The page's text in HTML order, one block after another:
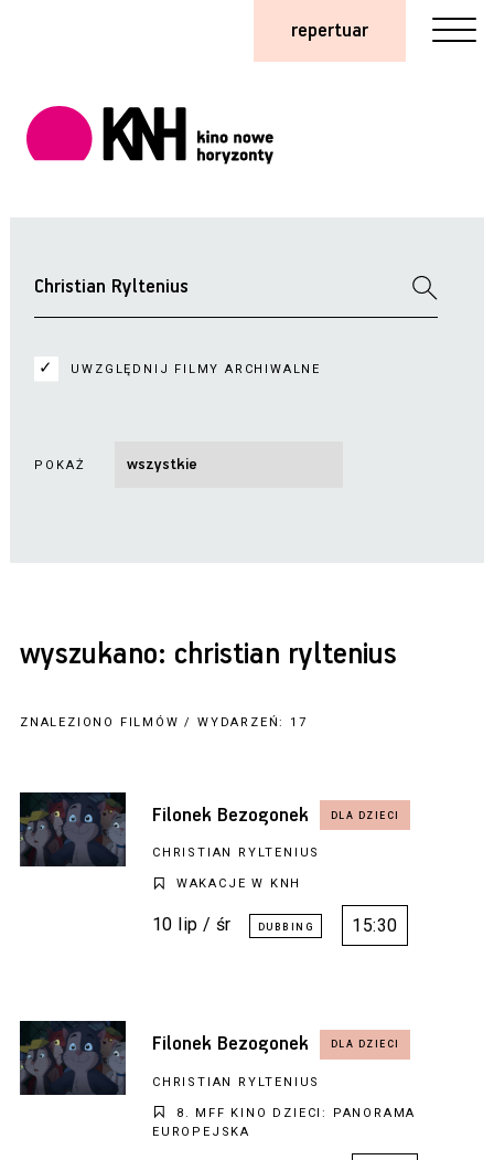
repertuar
UWZGLĘDNIJ FILMY ARCHIWALNE
POKAŻ
wyszukano: christian ryltenius
ZNALEZIONO FILMÓW / WYDARZEŃ: 17
Filonek Bezogonek
CHRISTIAN RYLTENIUS
WAKACJE W KNH
10 lip / śr 15:30
Filonek Bezogonek
CHRISTIAN RYLTENIUS
8. MFF KINO DZIECI: PANORAMA
EUROPEJSKA